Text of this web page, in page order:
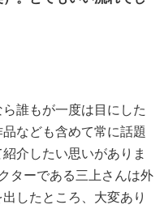
誰もが一度は目にした
なども含めて常に話題
介したい思いがありま
ターである三上さんは外
したところ、大変あり